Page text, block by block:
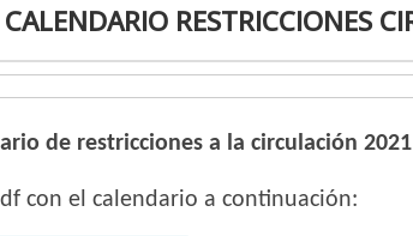
CALENDARIO RESTRICCIONES
de restricciones a la circulación
con el calendario a continuación: